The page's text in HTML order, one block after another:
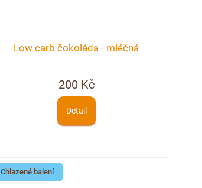
Low carb čokoláda - mléčná
200 Kč
Detail
Chlazené balení